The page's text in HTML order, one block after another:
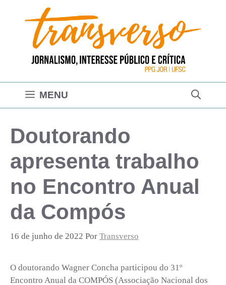
conteúdo
MENU
Doutorando
apresenta trabalho
no Encontro Anual
da Compós
16 de junho de 2022 Por Transverso
O doutorando Wagner Concha participou do 31º
Encontro Anual da COMPÓS (Associação Nacional dos